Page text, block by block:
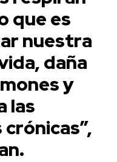
que es
nuestra
daña
y
las